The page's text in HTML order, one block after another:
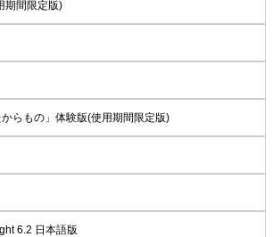
期間限定版)
らもの」体験版(使用期間限定版)
6.2 日本語版